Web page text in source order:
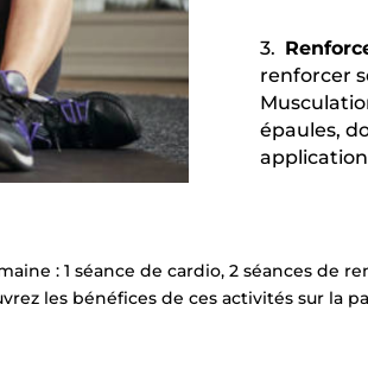
3.
renforcer
épaules,
: 1 séance de cardio, 2 séances de
les bénéfices de ces activités sur la